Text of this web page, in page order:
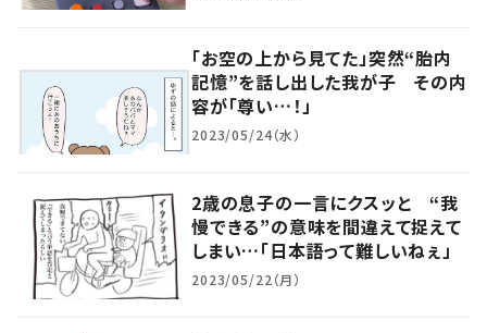
「お空の上から見てた」突然“胎内
記憶”を話し出した我が子 その内
容が「尊い…！」
2023/05/24（水）
2歳の息子の一言にクスッと “我
慢できる”の意味を間違えて捉えて
しまい…「日本語って難しいねぇ」
2023/05/22（月）